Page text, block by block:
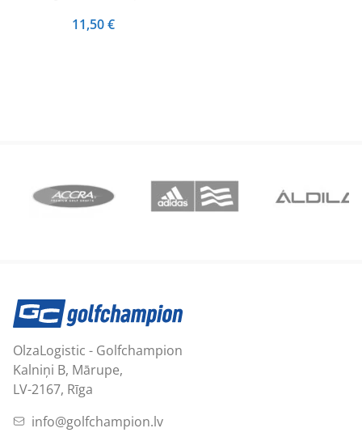
11,50€
OlzaLogistic - Golfchampion
Kalniņi B, Mārupe,
LV-2167, Rīga
info@golfchampion.lv